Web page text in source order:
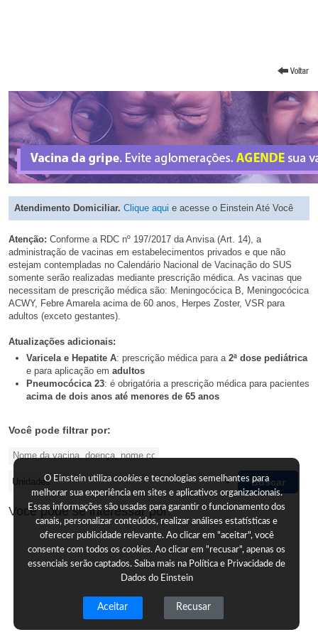
Atendimento Domiciliar. Clique aqui e acesse o Einstein Até Você
Atenção: Conforme a RDC nº 197/2017 da Anvisa (Art. 14), a
administração de vacinas em estabelecimentos privados e que não
estejam contempladas no Calendário Nacional de Vacinação do SUS
somente serão realizadas mediante prescrição médica. As vacinas que
necessitam de prescrição médica são: Meningocócica B, Meningocócica
ACWY, Febre Amarela acima de 60 anos, Herpes Zoster, VSR para
adultos (exceto gestantes).
Atualizações adicionais:
Varicela e Hepatite A: prescrição médica para a 2ª dose pediátrica
e para aplicação em adultos
Pneumocócica 23: é obrigatória a prescrição médica para pacientes
acima de dois anos até menores de 65 anos
Você pode filtrar por:
Buscar
Você pode se interessar por:
O Einstein utilizacookies e tecnologias semelhantes para
melhorar sua experiência em sites e aplicativos organizacionais.
Essas informações são usadas para garantir o funcionamento dos
canais, personalizar conteúdos, realizar análises estatísticas e
oferecer publicidade relevante. Ao clicar em "aceitar", você
consente com todos oscookies. Ao clicar em "recusar", apenas os
essenciais serão captados. Saiba mais na Política e Privacidade de
Dados do Einstein
Aceitar Recusar